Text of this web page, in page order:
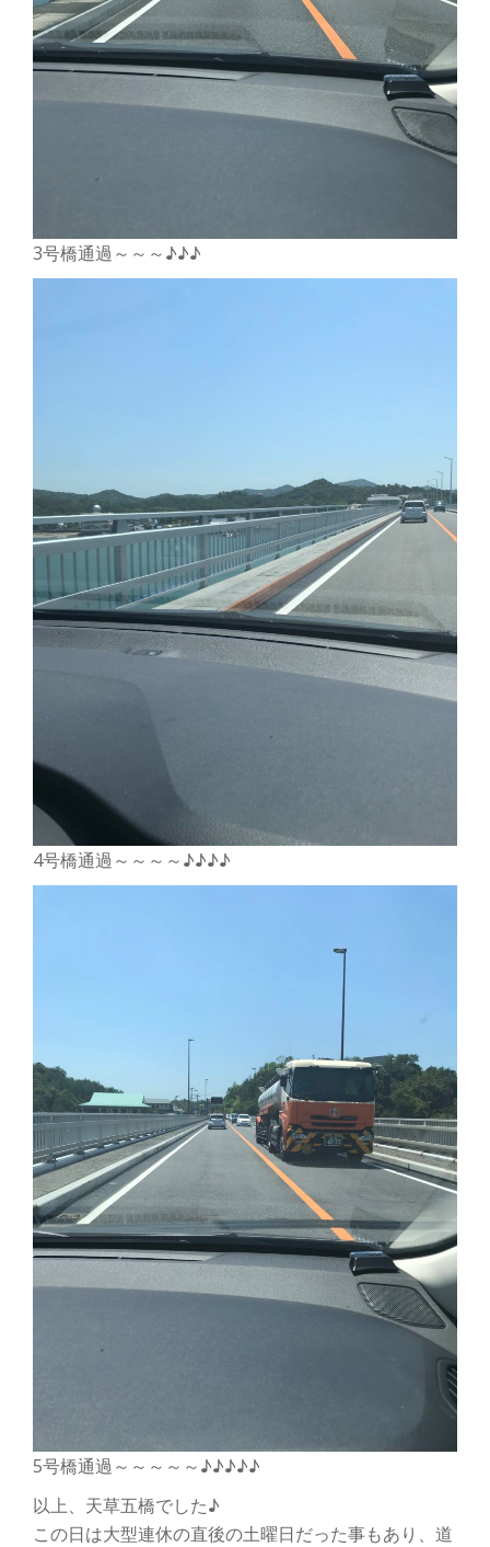
3号橋通過～～～♪♪♪
4号橋通過～～～～♪♪♪♪
5号橋通過～～～～～♪♪♪♪♪
以上、天草五橋でした♪
この日は大型連休の直後の土曜日だった事もあり、道